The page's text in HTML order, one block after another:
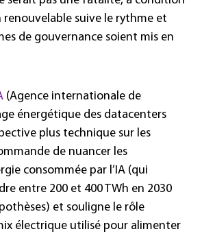
suive le rythme et
de gouvernance soient mis en
(Agence internationale de
énergétique des datacenters
plus technique sur les
de nuancer les
consommée par l’IA (qui
entre 200 et 400 TWh en 2030
et souligne le rôle
électrique utilisé pour alimenter